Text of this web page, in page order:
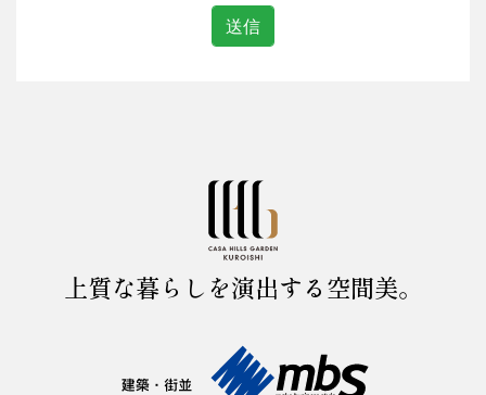
上質な暮らしを演出する空間美。